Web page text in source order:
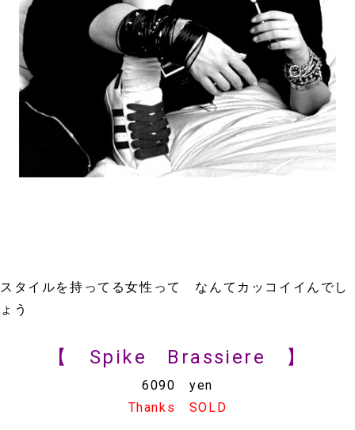
スタイルを持ってる女性って なんてカッコイイんでし
ょう
【 Spike Brassiere 】
6090 yen
Thanks SOLD